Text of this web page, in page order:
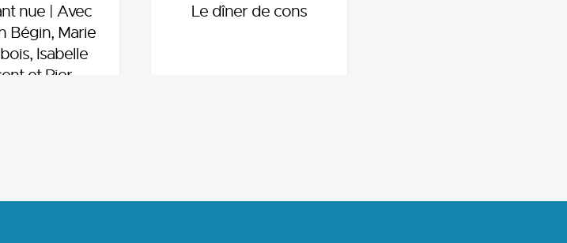
nue | Avec
Bégin, Marie
Isabelle
et Pier
Le dîner de cons